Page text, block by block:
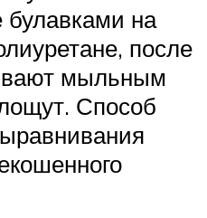
булавками на
после
мыльным
Способ